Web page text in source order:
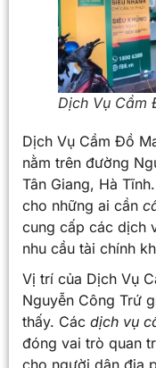
Dịch Vụ Cầm
Dịch Vụ Cầm Đồ
nằm trên đường
Tân Giang, Hà
cho những ai cần
cung cấp các dịch
nhu cầu tài chính
Vị trí của Dịch Vụ
Nguyễn Công Trứ
thấy. Các dịch vụ
đóng vai trò quan